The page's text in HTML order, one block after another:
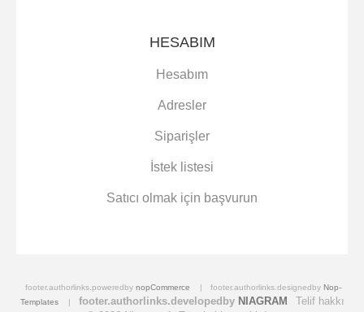
HESABIM
Hesabım
Adresler
Siparişler
İstek listesi
Satıcı olmak için başvurun
footer.authorlinks.poweredby nopCommerce footer.authorlinks.designedby Nop-
Templates
footer.authorlinks.developedby NIAGRAM
Telif hakkı